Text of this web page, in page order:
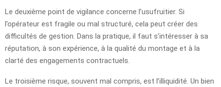
Le deuxième point de vigilance concerne l’usufruitier. Si
l’opérateur est fragile ou mal structuré, cela peut créer des
difficultés de gestion. Dans la pratique, il faut s’intéresser à sa
réputation, à son expérience, à la qualité du montage et à la
clarté des engagements contractuels.
Le troisième risque, souvent mal compris, est l’illiquidité. Un bien